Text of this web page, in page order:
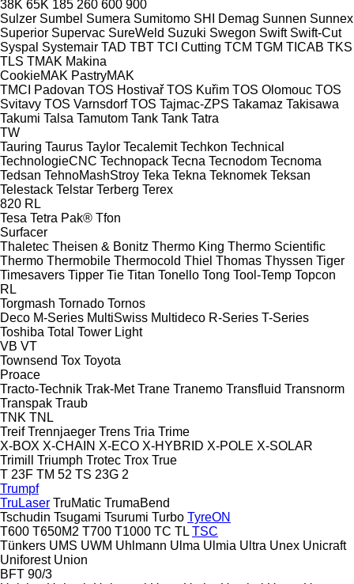
38K 65K 185 260 600 900
Sulzer Sumbel Sumera Sumitomo SHI Demag Sunnen Sunnex
Superior Supervac SureWeld Suzuki Swegon Swift Swift-Cut
Syspal Systemair TAD TBT TCI Cutting TCM TGM TICAB TKS
TLS TMAK Makina
CookieMAK PastryMAK
TMCI Padovan TOS Hostivař TOS Kuřim TOS Olomouc TOS
Svitavy TOS Varnsdorf TOS Tajmac-ZPS Takamaz Takisawa
Takumi Talsa Tamutom Tank Tank Tatra
TW
Tauring Taurus Taylor Tecalemit Techkon Technical
TechnologieCNC Technopack Tecna Tecnodom Tecnoma
Tedsan TehnoMashStroy Teka Tekna Teknomek Teksan
Telestack Telstar Terberg Terex
820 RL
Tesa Tetra Pak® Tfon
Surfacer
Thaletec Theisen & Bonitz Thermo King Thermo Scientific
Thermo Thermobile Thermocold Thiel Thomas Thyssen Tiger
Timesavers Tipper Tie Titan Tonello Tong Tool-Temp Topcon
RL
Torgmash Tornado Tornos
Deco M-Series MultiSwiss Multideco R-Series T-Series
Toshiba Total Tower Light
VB VT
Townsend Tox Toyota
Proace
Tracto-Technik Trak-Met Trane Tranemo Transfluid Transnorm
Transpak Traub
TNK TNL
Treif Trennjaeger Trens Tria Trime
X-BOX X-CHAIN X-ECO X-HYBRID X-POLE X-SOLAR
Trimill
Triumph Trotec Trox True
T 23F TM 52 TS 23G 2
Trumpf
TruLaser TruMatic TrumaBend
Tschudin Tsugami Tsurumi Turbo TyreON
T600 T650M2 T700 T1000 TC TL TSC
Tünkers UMS UWM Uhlmann Ulma Ulmia Ultra Unex Unicraft
Uniforest Union
BFT 90/3